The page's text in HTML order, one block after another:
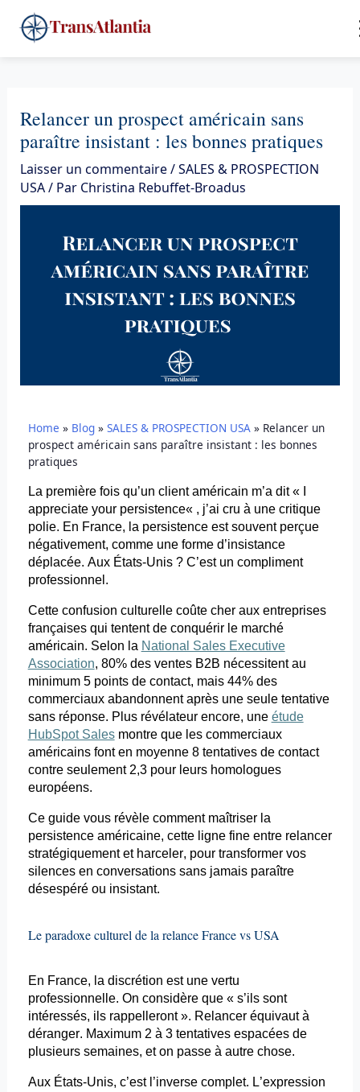
au
contenu
Relancer un prospect américain sans
paraître insistant : les bonnes pratiques
Laisser un commentaire/SALES & PROSPECTION
USA/ Par Christina Rebuffet-Broadus
Home » Blog» SALES & PROSPECTION USA» Relancer un
prospect américain sans paraître insistant : les bonnes
pratiques
La première fois qu’un client américain m’a dit « I
appreciate your persistence« , j’ai cru à une critique
polie. En France, la persistenceest souvent perçue
négativement, comme une forme d’insistance
déplacée. Aux États-Unis ? C’est un compliment
professionnel.
Cette confusion culturelle coûte cher aux entreprises
françaises qui tentent de conquérir le marché
américain. Selon la National Sales Executive
Association, 80% des ventes B2B nécessitent au
minimum 5 points de contact, mais 44% des
commerciaux abandonnent après une seule tentative
sans réponse. Plus révélateur encore, une étude
HubSpot Salesmontre que les commerciaux
américains font en moyenne 8 tentatives de contact
contre seulement 2,3 pour leurs homologues
européens.
Ce guide vous révèle comment maîtriser la
persistenceaméricaine, cette ligne fine entre relancer
stratégiquement et harceler, pour transformer vos
silences en conversations sans jamais paraître
désespéré ou insistant.
Le paradoxe culturel de la relance France vs USA
En France, la discrétion est une vertu
professionnelle. On considère que « s’ils sont
intéressés, ils rappelleront ». Relancer équivaut à
déranger. Maximum 2 à 3 tentatives espacées de
plusieurs semaines, et on passe à autre chose.
Aux États-Unis, c’est l’inverse complet. L’expression